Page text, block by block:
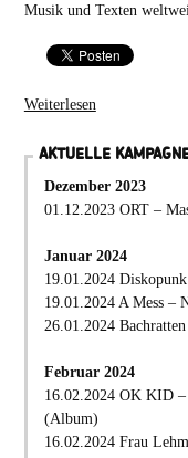
Musik und Texten
Weiterlesen
AKTUELLE
Dezember 2023
01.12.2023 ORT –
Januar 2024
19.01.2024
19.01.2024 A Mess –
26.01.2024
Februar 2024
16.02.2024 OK KID
(Album)
16.02.2024 Frau